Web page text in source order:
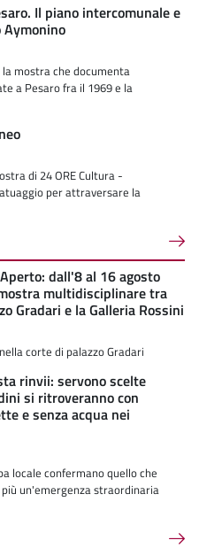
Il piano intercomunale e
la mostra che documenta
a Pesaro fra il 1969 e la
di 24 ORE Cultura -
per attraversare la
dall'8 al 16 agosto
multidisciplinare tra
Gradari e la Galleria Rossini
corte di palazzo Gradari
rinvii: servono scelte
si ritroveranno con
e senza acqua nei
locale confermano quello che
un'emergenza straordinaria